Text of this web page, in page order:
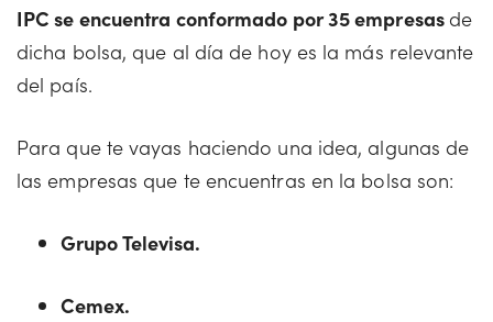
IPC se encuentra conformado por 35 empresas de
dicha bolsa, que al día de hoy es la más relevante
del país.
Para que te vayas haciendo una idea, algunas de
las empresas que te encuentras en la bolsa son:
Grupo Televisa.
Cemex.